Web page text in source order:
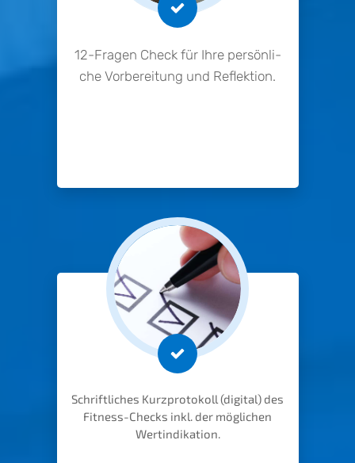
12-Fragen Check für Ihre persön­li­
che Vorbe­rei­tung und Reflektion.
Schrift­li­ches Kurzpro­to­koll (digital) des
Fitness-Checks inkl. der mögli­chen
Wertindikation.